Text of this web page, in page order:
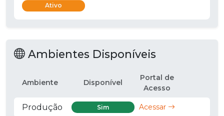
Ativo
Ambientes Disponíveis
Ambiente Disponível
Portal de
Acesso
Produção Sim Acessar